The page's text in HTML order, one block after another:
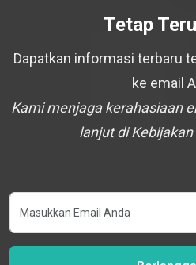
Tetap
Dapatkan informasi terbaru
ke email
Kami menjaga kerahasiaan
lanjut di